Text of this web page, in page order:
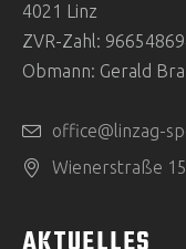
4021 Linz
ZVR-Zahl:
Obmann: Gerald
office@linzag-
Wienerstraße